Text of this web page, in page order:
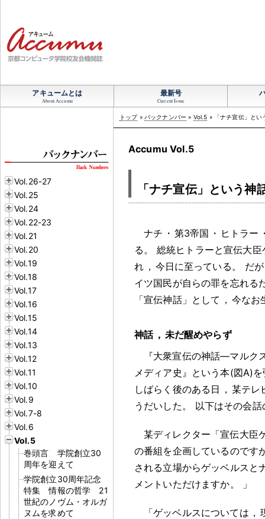
アキュームとは
About Accumu
最新号
Current Issue
Vol.26-27
Vol.25
Vol.24
Vol.22-23
Vol.21
Vol.20
Vol.19
Vol.18
Vol.17
Vol.16
Vol.15
Vol.14
Vol.13
Vol.12
Vol.11
Vol.10
Vol.9
Vol.7-8
Vol.6
Vol.5
巻頭言 学院創立30
周年を迎えて
学院創立30周年記念
特集 情報の哲学 21
世紀のノヴム・オルガ
ヌムを求めて
トップ» バックナンバー » Vol.5 » 「ナチ宣伝」とい
Accumu Vol.5
「ナチ宣伝」という神
ナチ ・ 第3帝国 ・ ヒトラー
る 。
総統ヒトラーと宣伝大
れ ， 今日に至っている 。 だが
イツ国民が自らの罪を忘れる
「宣伝神話」として ， 今なお
神話 ， 未だ醒めやらず
『大衆宣伝の神話―マルク
メディア史』という本(図A)
しばらく後のある日 ， 某テレ
うだいした 。 以下はその会話
某ディレクター「宣伝大臣
の番組を企画しているのです
される立場からゲッベルスと
メントいただけますか。 」
「ゲッベルスについては ，